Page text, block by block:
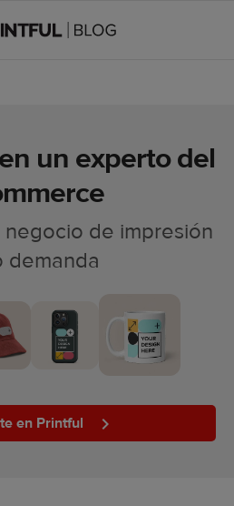
un experto del
de impresión
demanda
en Printful